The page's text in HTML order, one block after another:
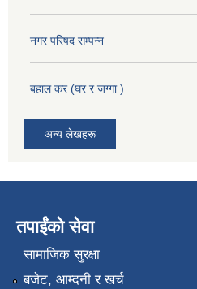
नगर परिषद सम्पन्न
बहाल कर (घर र जग्गा )
अन्य लेखहरू
तपाईंको सेवा
सामाजिक सुरक्षा
बजेट, आम्दनी र खर्च